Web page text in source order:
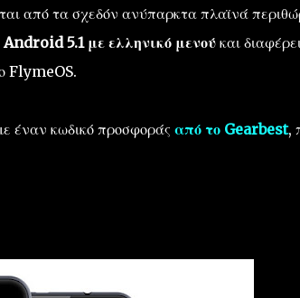
από τα σχεδόν ανύπαρκτα πλαϊνά
5.1 με ελληνικό μενούκαι
FlymeOS.
έναν κωδικό προσφοράς από το Gearbest,